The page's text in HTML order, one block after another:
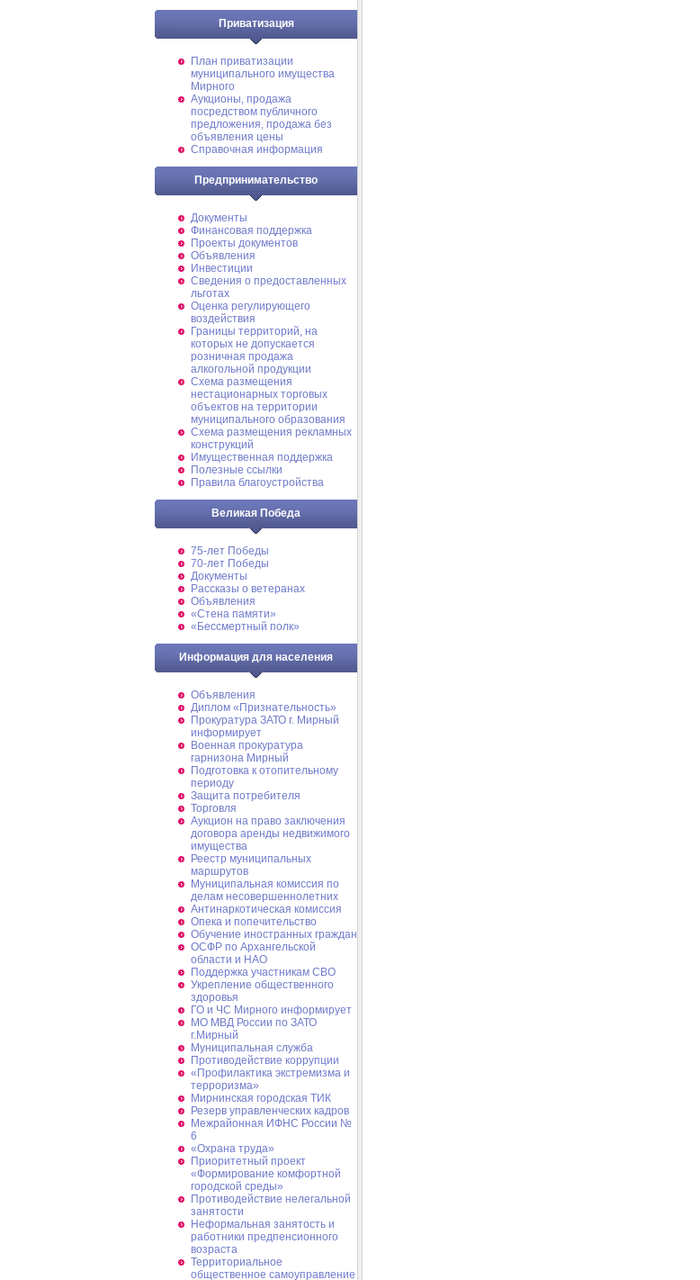
Приватизация
План приватизации
муниципального имущества
Мирного
Аукционы, продажа
посредством публичного
предложения, продажа без
объявления цены
Справочная информация
Предпринимательство
Документы
Финансовая поддержка
Проекты документов
Объявления
Инвестиции
Сведения о предоставленных
льготах
Оценка регулирующего
воздействия
Границы территорий, на
которых не допускается
розничная продажа
алкогольной продукции
Схема размещения
нестационарных торговых
объектов на территории
муниципального образования
Схема размещения рекламных
конструкций
Имущественная поддержка
Полезные ссылки
Правила благоустройства
Великая Победа
75-лет Победы
70-лет Победы
Документы
Рассказы о ветеранах
Объявления
«Стена памяти»
«Бессмертный полк»
Информация для населения
Объявления
Диплом «Признательность»
Прокуратура ЗАТО г. Мирный
информирует
Военная прокуратура
гарнизона Мирный
Подготовка к отопительному
периоду
Защита потребителя
Торговля
Аукцион на право заключения
договора аренды недвижимого
имущества
Реестр муниципальных
маршрутов
Муниципальная комиссия по
делам несовершеннолетних
Антинаркотическая комиссия
Опека и попечительство
Обучение иностранных граждан
ОСФР по Архангельской
области и НАО
Поддержка участникам СВО
Укрепление общественного
здоровья
ГО и ЧС Мирного информирует
МО МВД России по ЗАТО
г.Мирный
Муниципальная cлужба
Противодействие коррупции
«Профилактика экстремизма и
терроризма»
Мирнинская городская ТИК
Резерв управленческих кадров
Межрайонная ИФНС России №
6
«Охрана труда»
Приоритетный проект
«Формирование комфортной
городской среды»
Противодействие нелегальной
занятости
Неформальная занятость и
работники предпенсионного
возраста
Территориальное
общественное самоуправление